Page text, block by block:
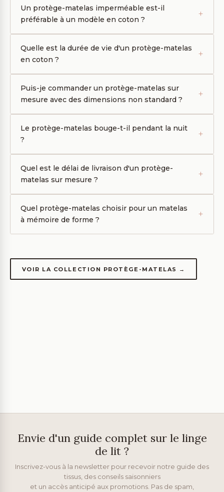
Un protège-matelas imperméable est-il
préférable à un modèle en coton ?
Quelle est la durée de vie d'un protège-matelas
en coton ?
Puis-je commander un protège-matelas sur
mesure avec des dimensions non standard ?
Le protège-matelas bouge-t-il pendant la nuit
?
Quel est le délai de livraison d'un protège-
matelas sur mesure ?
Quel protège-matelas choisir pour un matelas
à mémoire de forme ?
VOIR LA COLLECTION PROTÈGE-MATELAS →
Envie d'un guide complet sur le linge
de lit ?
Inscrivez-vous à la newsletter pour recevoir notre guide des
tissus, des conseils saisonniers
et un accès anticipé aux promotions. Pas de spam,